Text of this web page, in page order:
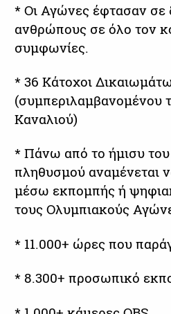
* Οι Αγώνες έφτασαν σε
ανθρώπους σε όλο τον
συμφωνίες.
* 36 Κάτοχοι
(συμπεριλαμβανομένου
Καναλιού)
* Πάνω από το ήμισυ
πληθυσμού αναμένεται
μέσω εκπομπής ή
τους Ολυμπιακούς
* 11.000+ ώρες που
* 8.300+ προσωπικό